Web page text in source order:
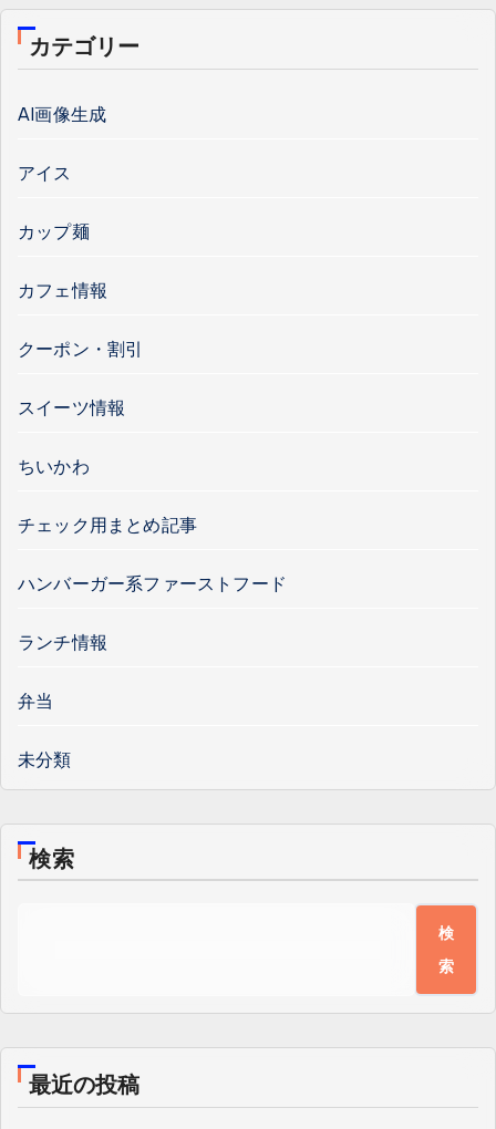
カテゴリー
AI画像生成
アイス
カップ麺
カフェ情報
クーポン・割引
スイーツ情報
ちいかわ
チェック用まとめ記事
ハンバーガー系ファーストフード
ランチ情報
弁当
未分類
検索
検
索
最近の投稿